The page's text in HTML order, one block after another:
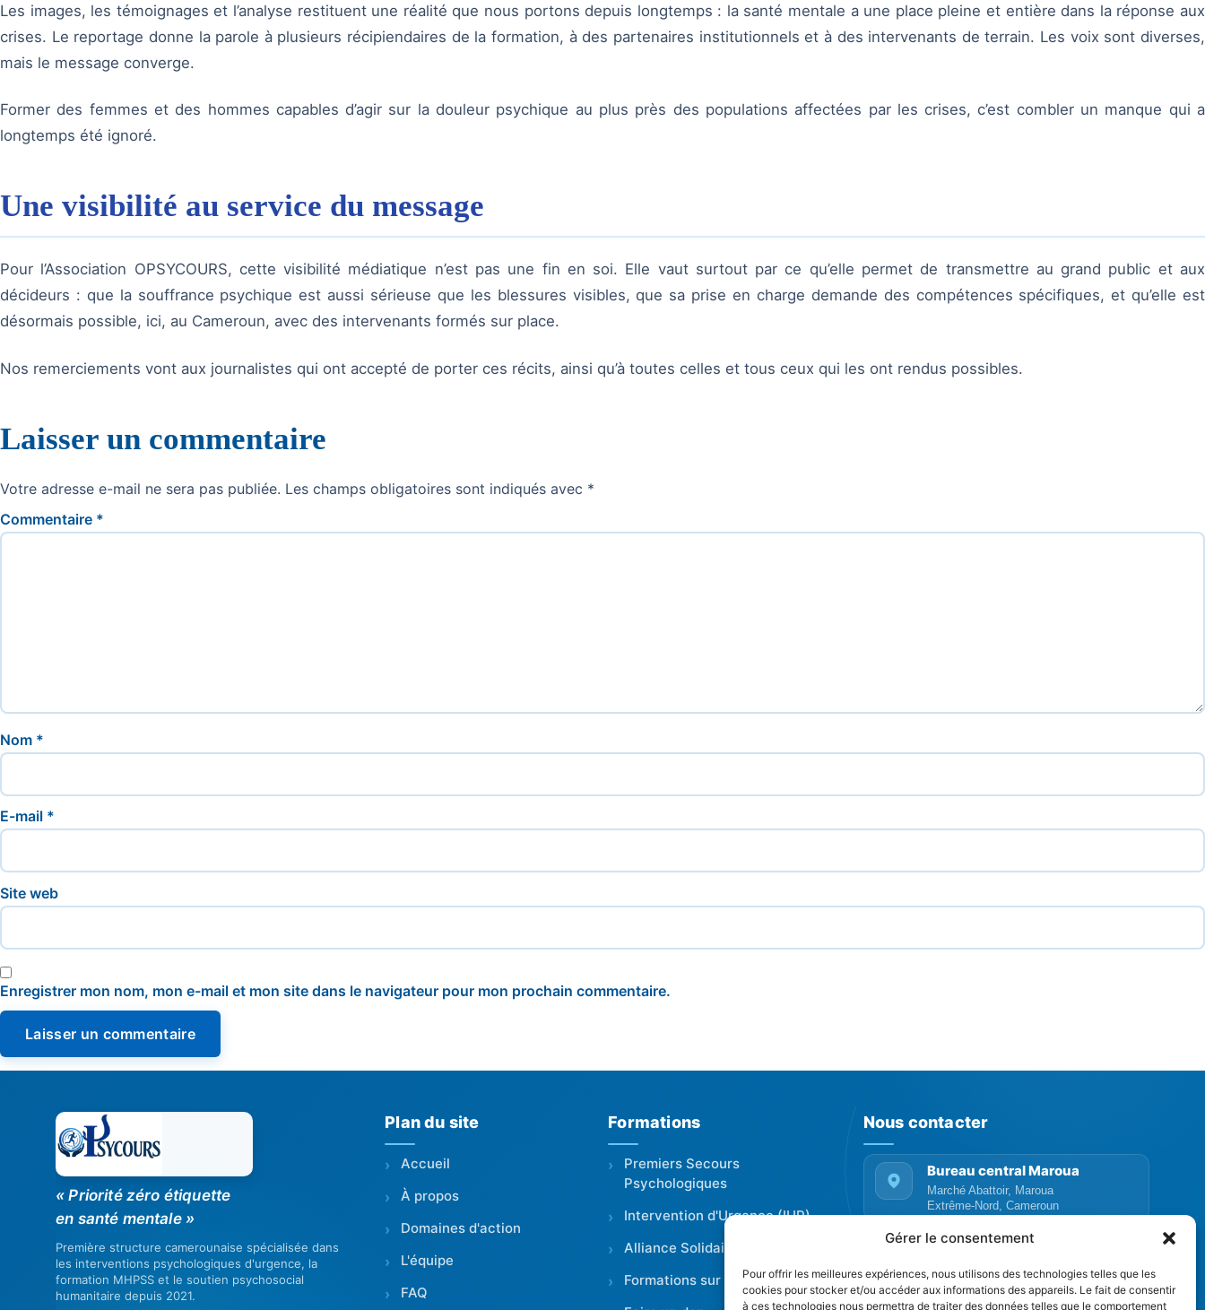
Gérer le consentement
Pour offrir les meilleures expériences, nous utilisons des technologies telles que les
cookies pour stocker et/ou accéder aux informations des appareils. Le fait de consentir
à ces technologies nous permettra de traiter des données telles que le comportement
Les images, les témoignages et l’analyse restituent une réalité que nous portons depuis longtemps : la santé mentale a une place pleine et entière dans la réponse aux
crises. Le reportage donne la parole à plusieurs récipiendaires de la formation, à des partenaires institutionnels et à des intervenants de terrain. Les voix sont diverses,
mais le message converge.
Former des femmes et des hommes capables d’agir sur la douleur psychique au plus près des populations affectées par les crises, c’est combler un manque qui a
longtemps été ignoré.
Une visibilité au service du message
Pour l’Association OPSYCOURS, cette visibilité médiatique n’est pas une fin en soi. Elle vaut surtout par ce qu’elle permet de transmettre au grand public et aux
décideurs : que la souffrance psychique est aussi sérieuse que les blessures visibles, que sa prise en charge demande des compétences spécifiques, et qu’elle est
désormais possible, ici, au Cameroun, avec des intervenants formés sur place.
Nos remerciements vont aux journalistes qui ont accepté de porter ces récits, ainsi qu’à toutes celles et tous ceux qui les ont rendus possibles.
Laisser un commentaire
Votre adresse e-mail ne sera pas publiée. Les champs obligatoires sont indiqués avec *
Commentaire *
Nom *
E-mail *
Site web
Enregistrer mon nom, mon e-mail et mon site dans le navigateur pour mon prochain commentaire.
« Priorité zéro étiquette
en santé mentale »
Première structure camerounaise spécialisée dans
les interventions psychologiques d'urgence, la
formation MHPSS et le soutien psychosocial
humanitaire depuis 2021.
Plan du site
Accueil
À propos
Domaines d'action
L'équipe
FAQ
Formations
Premiers Secours
Psychologiques
Intervention d'Urgence (IUP)
Alliance Solidaire
Formations sur mesure
Nous contacter
Bureau central Maroua
Marché Abattoir, Maroua
Extrême-Nord, Cameroun
Téléphone
+237 661 581 879